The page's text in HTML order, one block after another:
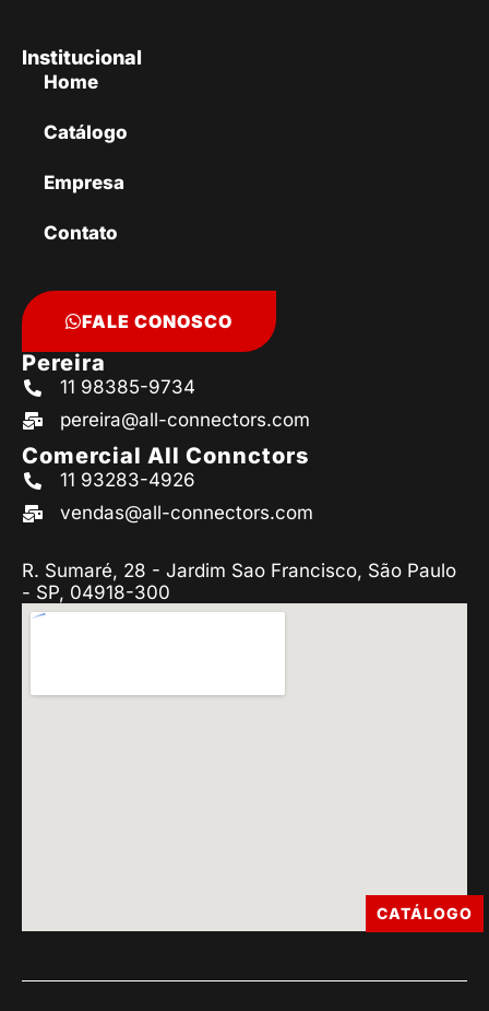
Institucional
Home
Catálogo
Empresa
Contato
FALE CONOSCO
Pereira
11 98385-9734
pereira@all-connectors.com
Comercial All Connctors
11 93283-4926
vendas@all-connectors.com
R. Sumaré, 28 - Jardim Sao Francisco, São Paulo
- SP, 04918-300
CATÁLOGO